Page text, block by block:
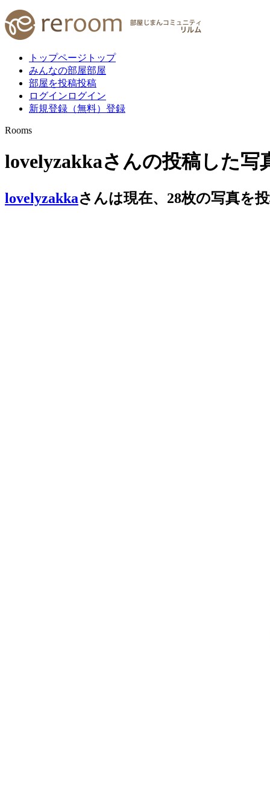
トップページ トップ
みんなの部屋部屋
部屋を投稿投稿
ログイン ログイン
新規登録（無料） 登録
Rooms
lovelyzakkaさんの投稿した写
lovelyzakkaさんは現在、 28枚の写真を